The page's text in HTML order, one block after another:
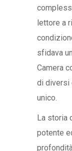
lettore a
sfidava
Camera
di diversi
unico.
La storia
potente